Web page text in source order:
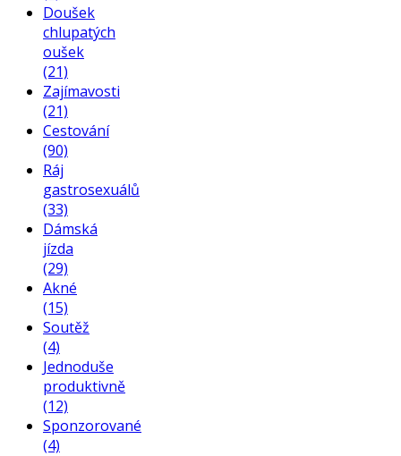
Doušek
chlupatých
oušek
(21)
Zajímavosti
(21)
Cestování
(90)
Ráj
gastrosexuálů
(33)
Dámská
jízda
(29)
Akné
(15)
Soutěž
(4)
Jednoduše
produktivně
(12)
Sponzorované
(4)